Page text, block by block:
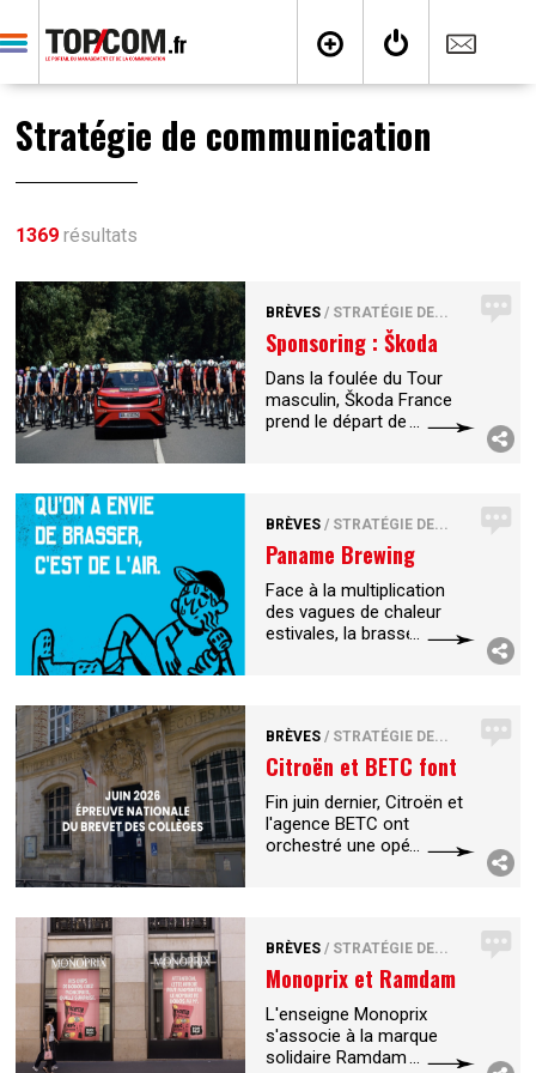
Stratégie de communication
1369 résultats
BRÈVES/ STRATÉGIE DE...
Sponsoring : Škoda
prolonge son...
Dans la foulée du Tour
masculin, Škoda France
prend le départ de la 5ᵉ
BRÈVES/ STRATÉGIE DE...
Paname Brewing
Company signe la
campagne...
Face à la multiplication
des vagues de chaleur
estivales, la brasserie
pour lancer « Paname au
BRÈVES/ STRATÉGIE DE...
Citroën et BETC font
du street...
Fin juin dernier, Citroën et
l'agence BETC ont
orchestré une opération
été...
BRÈVES/ STRATÉGIE DE...
Monoprix et Ramdam
Social surfent sur...
L'enseigne Monoprix
s'associe à la marque
solidaire Ramdam Social